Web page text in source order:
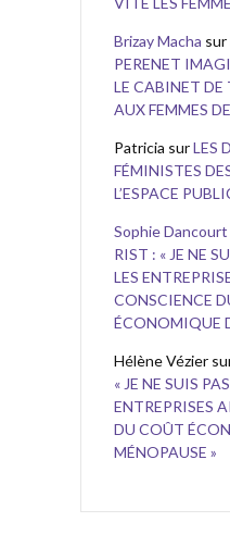
Brizay Macha sur
PERENET
LE CABINET
AUX FEMMES
Patricia surLES
FÉMINISTES
L’ESPACE
Sophie Dancourt
RIST : « JE NE
LES
CONSCIENCE
ÉCONOMIQUE
Hélène Vézier
« JE NE SUIS
ENTREPRISES
DU COÛT
MÉNOPAUSE »